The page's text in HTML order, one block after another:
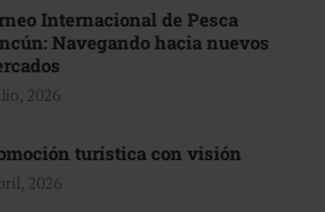
Internacional de Pesca
Navegando hacia nuevos
2026
turística con visión
2026